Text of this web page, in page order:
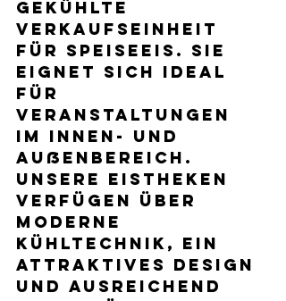
gekühlte
Verkaufseinheit
für Speiseeis. Sie
eignet sich ideal
für
Veranstaltungen
im Innen- und
Außenbereich.
Unsere Eistheken
verfügen über
moderne
Kühltechnik, ein
attraktives Design
und ausreichend